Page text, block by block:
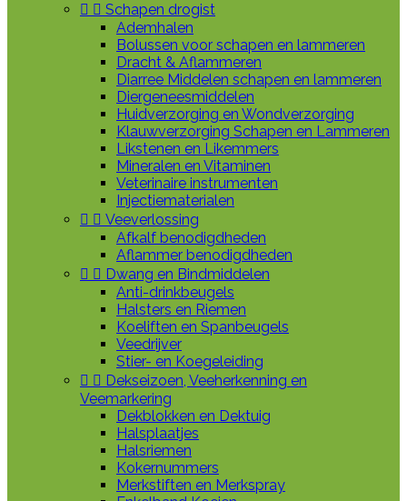
  Schapen drogist
Ademhalen
Bolussen voor schapen en lammeren
Dracht & Aflammeren
Diarree Middelen schapen en lammeren
Diergeneesmiddelen
Huidverzorging en Wondverzorging
Klauwverzorging Schapen en Lammeren
Likstenen en Likemmers
Mineralen en Vitaminen
Veterinaire instrumenten
Injectiematerialen
  Veeverlossing
Afkalf benodigdheden
Aflammer benodigdheden
  Dwang en Bindmiddelen
Anti-drinkbeugels
Halsters en Riemen
Koeliften en Spanbeugels
Veedrijver
Stier- en Koegeleiding
  Dekseizoen, Veeherkenning en
Veemarkering
Dekblokken en Dektuig
Halsplaatjes
Halsriemen
Kokernummers
Merkstiften en Merkspray